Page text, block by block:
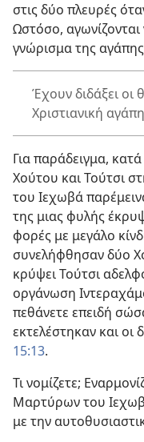
στις δύο πλευρές
Ωστόσο, αγωνίζονται
γνώρισμα της
Έχουν διδάξει οι
Χριστιανική
Για παράδειγμα,
Χούτου και Τούτσι
του Ιεχωβά
της μιας φυλής
φορές με μεγάλο
συνελήφθησαν δύο
κρύψει Τούτσι
οργάνωση
πεθάνετε επειδή
εκτελέστηκαν και
15:13.
Τι νομίζετε;
Μαρτύρων του
με την